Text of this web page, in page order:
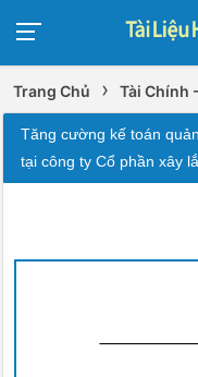
Trang Chủ › Tài Chính
Tăng cường kế toán
tại công ty Cổ phần xây